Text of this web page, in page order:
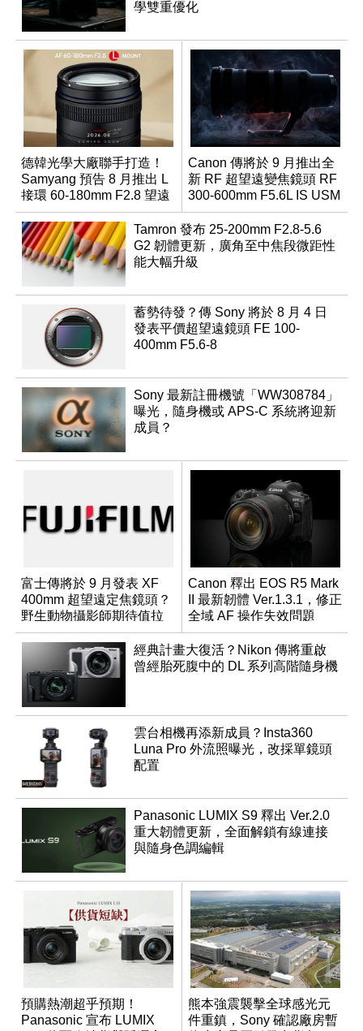
學雙重優化
德韓光學大廠聯手打造！
Samyang 預告 8 月推出 L
接環 60-180mm F2.8 望遠
變焦鏡
Canon 傳將於 9 月推出全
新 RF 超望遠變焦鏡頭 RF
300-600mm F5.6L IS USM
Tamron 發布 25-200mm F2.8-5.6
G2 韌體更新，廣角至中焦段微距性
能大幅升級
蓄勢待發？傳 Sony 將於 8 月 4 日
發表平價超望遠鏡頭 FE 100-
400mm F5.6-8
Sony 最新註冊機號「WW308784」
曝光，隨身機或 APS-C 系統將迎新
成員？
富士傳將於 9 月發表 XF
400mm 超望遠定焦鏡頭？
野生動物攝影師期待值拉
滿
Canon 釋出 EOS R5 Mark
II 最新韌體 Ver.1.3.1，修正
全域 AF 操作失效問題
經典計畫大復活？Nikon 傳將重啟
曾經胎死腹中的 DL 系列高階隨身機
雲台相機再添新成員？Insta360
Luna Pro 外流照曝光，改採單鏡頭
配置
Panasonic LUMIX S9 釋出 Ver.2.0
重大韌體更新，全面解鎖有線連接
與隨身色調編輯
預購熱潮超乎預期！
Panasonic 宣布 LUMIX
熊本強震襲擊全球感光元
件重鎮，Sony 確認廠房暫